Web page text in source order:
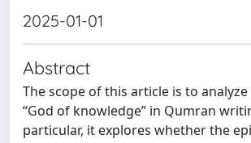
2025-01-01
Abstract
The scope of this article is to
“God of knowledge” in Qumran
particular, it explores whether the